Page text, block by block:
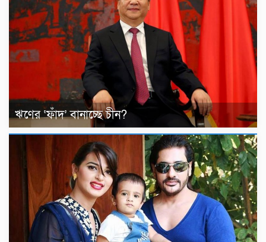
ঋণের ‘ফাঁদ’ বানাচ্ছে চীন?